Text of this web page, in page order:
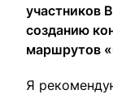
участников
созданию
маршрутов
Я